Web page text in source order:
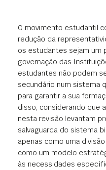
O movimento estudantil
redução da
os estudantes sejam um
governação das
estudantes não podem
secundário num sistema
para garantir a sua
disso, considerando que
nesta revisão levantam
salvaguarda do sistema
apenas como uma
como um modelo
às necessidades